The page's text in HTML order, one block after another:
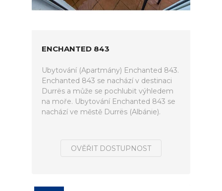
ENCHANTED 843
Ubytování (Apartmány) Enchanted 843.
Enchanted 843 se nachází v destinaci
Durrës a může se pochlubit výhledem
na moře. Ubytování Enchanted 843 se
nachází ve městě Durrës (Albánie).
OVĚŘIT DOSTUPNOST